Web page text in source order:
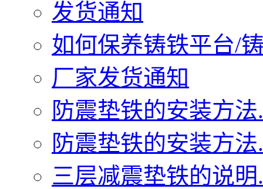
发货通知
如何保养铸铁平台/
厂家发货通知
防震垫铁的安装方法
防震垫铁的安装方法
三层减震垫铁的说明